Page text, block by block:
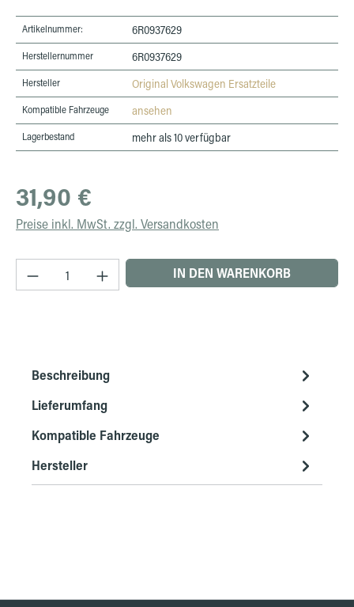
Artikelnummer: 6R0937629
Herstellernummer 6R0937629
Hersteller Original Volkswagen Ersatzteile
Kompatible Fahrzeuge ansehen
Lagerbestand mehr als 10 verfügbar
Regulärer Preis:
31,90 €
Preise inkl. MwSt. zzgl. Versandkosten
Produkt Anzahl: Gib den gewünschten Wert
IN DEN WARENKORB
Beschreibung
Lieferumfang
Kompatible Fahrzeuge
Hersteller